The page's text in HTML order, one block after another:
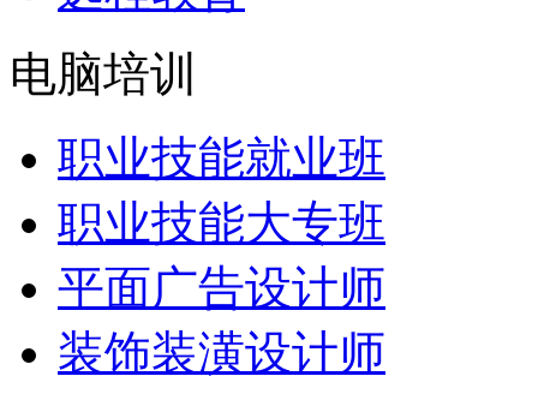
电脑培训
职业技能就业班
职业技能大专班
平面广告设计师
装饰装潢设计师